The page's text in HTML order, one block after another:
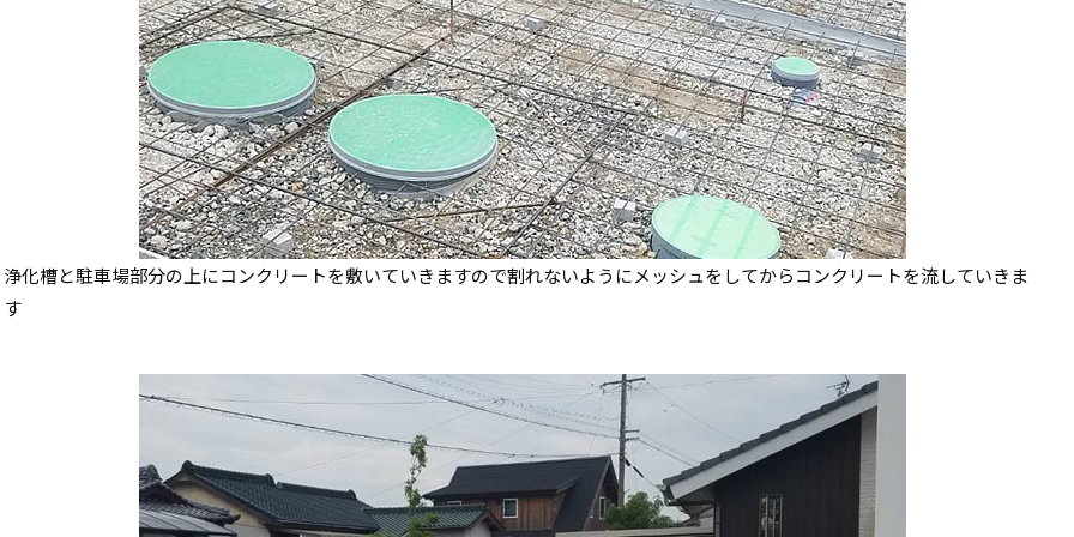
浄化槽と駐車場部分の上にコンクリートを敷いていきますので割れないようにメッシュをしてからコンクリートを流していきま
す